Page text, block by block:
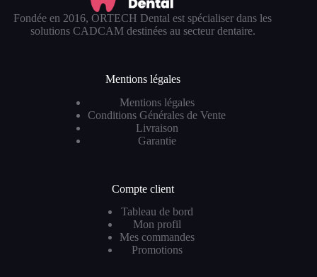
Fondée en 2016, ORTECH Dental est spécialiser dans les
solutions CADCAM destinées au secteur dentaire.
Mentions légales
Mentions légales
Conditions Générales de Vente
Livraison
Garantie
Compte client
Tableau de bord
Mon profil
Mes commandes
Promotions